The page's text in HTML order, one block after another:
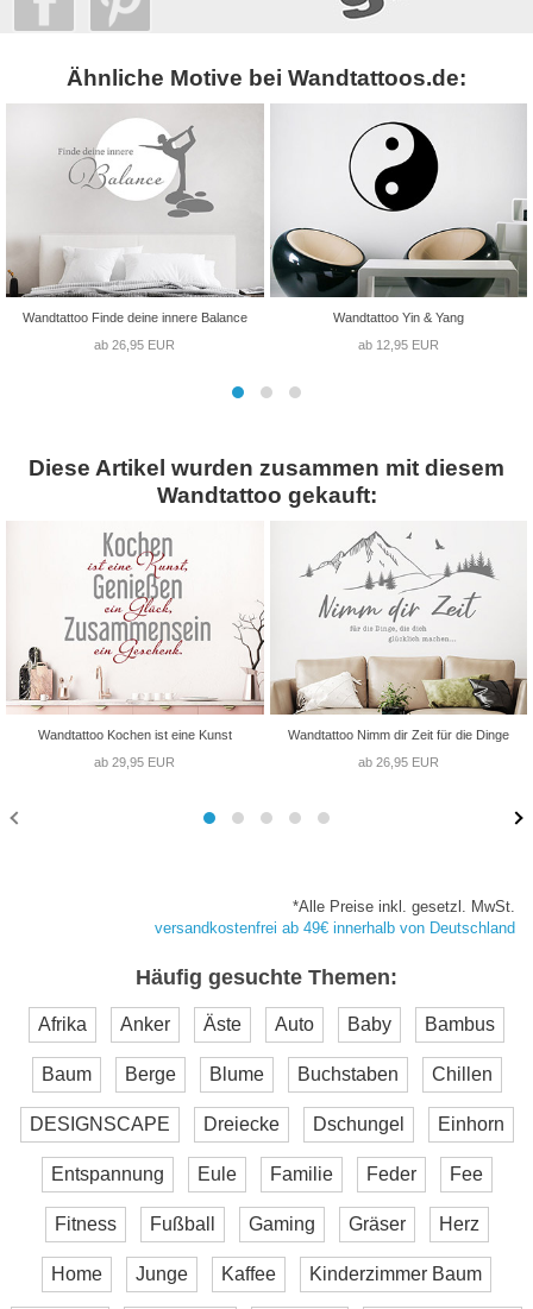
Ähnliche Motive bei Wandtattoos.de:
Wandtattoo Finde deine innere Balance
ab 26,95 EUR
Wandtattoo Yin & Yang
ab 12,95 EUR
Diese Artikel wurden zusammen mit diesem
Wandtattoo gekauft:
Wandtattoo Kochen ist eine Kunst
ab 29,95 EUR
Wandtattoo Nimm dir Zeit für die Dinge
ab 26,95 EUR
*Alle Preise inkl. gesetzl. MwSt.
versandkostenfrei ab 49€ innerhalb von Deutschland
Häufig gesuchte Themen:
Afrika Anker Äste Auto Baby Bambus
Baum Berge Blume Buchstaben Chillen
DESIGNSCAPE Dreiecke Dschungel Einhorn
Entspannung Eule Familie Feder Fee
Fitness Fußball Gaming Gräser Herz
Home Junge Kaffee Kinderzimmer Baum